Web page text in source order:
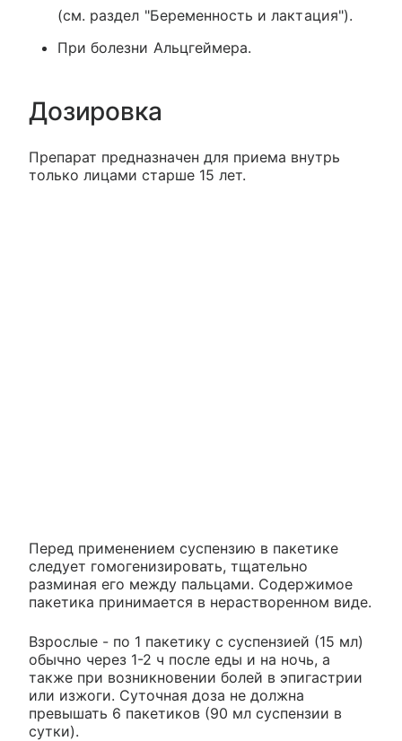
(см. раздел "Беременность и лактация").
При болезни Альцгеймера.
Дозировка
Препарат предназначен для приема внутрь
только лицами старше 15 лет.
Перед применением суспензию в пакетике
следует гомогенизировать, тщательно
разминая его между пальцами. Содержимое
пакетика принимается в нерастворенном виде.
Взрослые - по 1 пакетику с суспензией (15 мл)
обычно через 1-2 ч после еды и на ночь, а
также при возникновении болей в эпигастрии
или изжоги. Суточная доза не должна
превышать 6 пакетиков (90 мл суспензии в
сутки).